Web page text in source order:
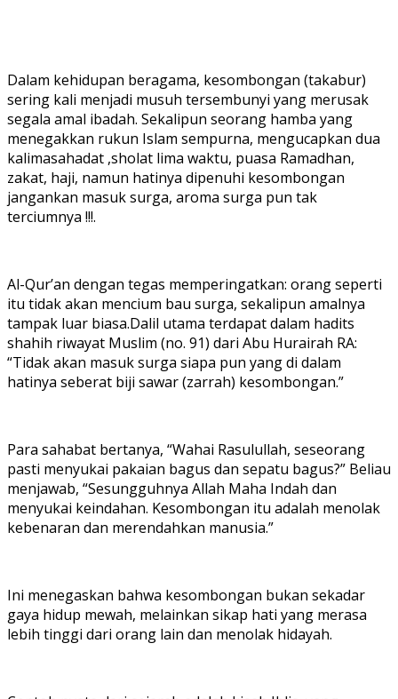
Dalam kehidupan beragama, kesombongan (takabur)
sering kali menjadi musuh tersembunyi yang merusak
segala amal ibadah. Sekalipun seorang hamba yang
menegakkan rukun Islam sempurna, mengucapkan dua
kalimasahadat ,sholat lima waktu, puasa Ramadhan,
zakat, haji, namun hatinya dipenuhi kesombongan
jangankan masuk surga, aroma surga pun tak
terciumnya !!!.
Al-Qur’an dengan tegas memperingatkan: orang seperti
itu tidak akan mencium bau surga, sekalipun amalnya
tampak luar biasa.Dalil utama terdapat dalam hadits
shahih riwayat Muslim (no. 91) dari Abu Hurairah RA:
“Tidak akan masuk surga siapa pun yang di dalam
hatinya seberat biji sawar (zarrah) kesombongan.”
Para sahabat bertanya, “Wahai Rasulullah, seseorang
pasti menyukai pakaian bagus dan sepatu bagus?” Beliau
menjawab, “Sesungguhnya Allah Maha Indah dan
menyukai keindahan. Kesombongan itu adalah menolak
kebenaran dan merendahkan manusia.”
Ini menegaskan bahwa kesombongan bukan sekadar
gaya hidup mewah, melainkan sikap hati yang merasa
lebih tinggi dari orang lain dan menolak hidayah.